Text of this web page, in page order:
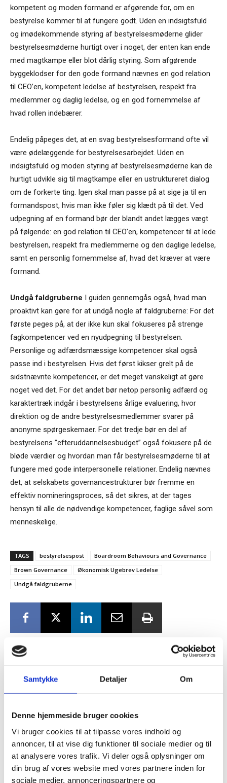
Samtykke Detaljer Om
Denne hjemmeside bruger cookies
Vi bruger cookies til at tilpasse vores indhold og
annoncer, til at vise dig funktioner til sociale medier og til
at analysere vores trafik. Vi deler også oplysninger om
din brug af vores website med vores partnere inden for
sociale medier, annonceringspartnere og
kompetent og moden formand er afgørende for, om en
bestyrelse kommer til at fungere godt. Uden en indsigtsfuld
og imødekommende styring af bestyrelsesmøderne glider
bestyrelsesmøderne hurtigt over i noget, der enten kan ende
med magtkampe eller blot dårlig styring. Som afgørende
byggeklodser for den gode formand nævnes en god relation
til CEO’en, kompetent ledelse af bestyrelsen, respekt fra
medlemmer og daglig ledelse, og en god fornemmelse af
hvad rollen indebærer.
Endelig påpeges det, at en svag bestyrelsesformand ofte vil
være ødelæggende for bestyrelsesarbejdet. Uden en
indsigtsfuld og moden styring af bestyrelsesmøderne kan de
hurtigt udvikle sig til magtkampe eller en ustruktureret dialog
om de forkerte ting. Igen skal man passe på at sige ja til en
formandspost, hvis man ikke føler sig klædt på til det. Ved
udpegning af en formand bør der blandt andet lægges vægt
på følgende: en god relation til CEO’en, kompetencer til at lede
bestyrelsen, respekt fra medlemmerne og den daglige ledelse,
samt en personlig fornemmelse af, hvad det kræver at være
formand.
Undgå faldgruberne I guiden gennemgås også, hvad man
proaktivt kan gøre for at undgå nogle af faldgruberne: For det
første peges på, at der ikke kun skal fokuseres på strenge
fagkompetencer ved en nyudpegning til bestyrelsen.
Personlige og adfærdsmæssige kompetencer skal også
passe ind i bestyrelsen. Hvis det først kikser grelt på de
sidstnævnte kompetencer, er det meget vanskeligt at gøre
noget ved det. For det andet bør netop personlig adfærd og
karaktertræk indgår i bestyrelsens årlige evaluering, hvor
direktion og de andre bestyrelsesmedlemmer svarer på
anonyme spørgeskemaer. For det tredje bør en del af
bestyrelsens ”efteruddannelsesbudget” også fokusere på de
bløde værdier og hvordan man får bestyrelsesmøderne til at
fungere med gode interpersonelle relationer. Endelig nævnes
det, at selskabets governancestrukturer bør fremme en
effektiv nomineringsproces, så det sikres, at der tages
hensyn til alle de nødvendige kompetencer, faglige såvel som
menneskelige.
TAGS bestyrelsespost
Boardroom Behaviours and Governance
Brown Governance
Økonomisk Ugebrev Ledelse
Undgå faldgruberne
RELATEREDE ARTIKLER
Guide: Fem tegn på, at
topchefen er på vildspor
Tilmeld dig vores
nyhedsbrev
– og modtag Ole Borchs bog
“Succes i en dansk bestyrelse”